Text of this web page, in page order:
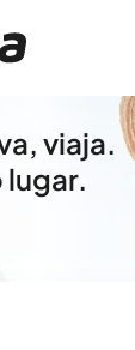
viaja.
lugar.